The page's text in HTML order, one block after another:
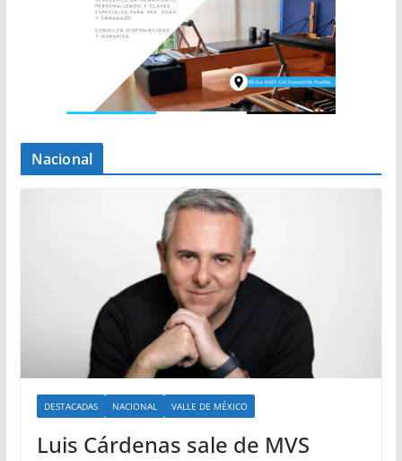
Nacional
DESTACADAS NACIONAL VALLE DE MÉXICO
Luis Cárdenas sale de MVS